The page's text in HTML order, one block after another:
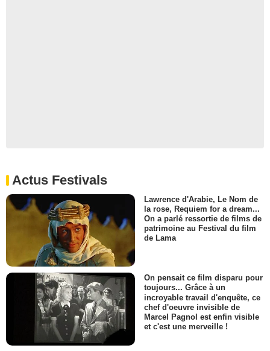
Actus Festivals
Lawrence d'Arabie, Le Nom de
la rose, Requiem for a dream...
On a parlé ressortie de films de
patrimoine au Festival du film
de Lama
On pensait ce film disparu pour
toujours... Grâce à un
incroyable travail d'enquête, ce
chef d'oeuvre invisible de
Marcel Pagnol est enfin visible
et c'est une merveille !